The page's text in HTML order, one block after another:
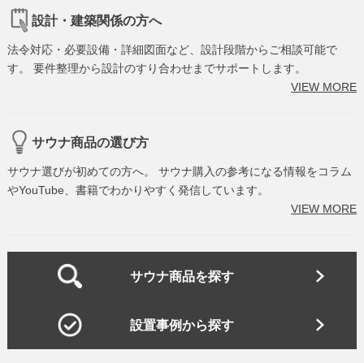
設計・建築関係の方へ
法令対応・必要設備・詳細図面など、設計段階からご相談可能で
す。 要件整理から設計のすり合わせまでサポートします。
VIEW MORE
サウナ商品の選び方
サウナ選びが初めての方へ。 サウナ購入の参考になる情報をコラム
やYouTube、書籍でわかりやすく発信しています。
VIEW MORE
サウナ商品を探す
設置事例から探す